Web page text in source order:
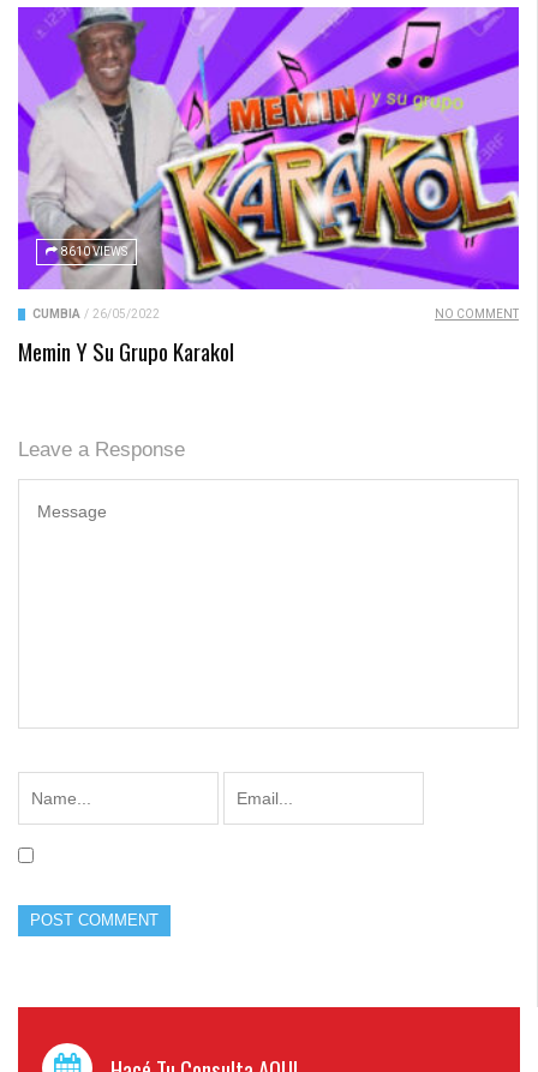
8610 VIEWS
CUMBIA / 26/05/2022 NO COMMENT
Memin Y Su Grupo Karakol
Leave a Response